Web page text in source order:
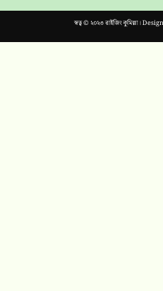
স্বত্ব © ২০২৩ রাইজিং কুমিল্লা।